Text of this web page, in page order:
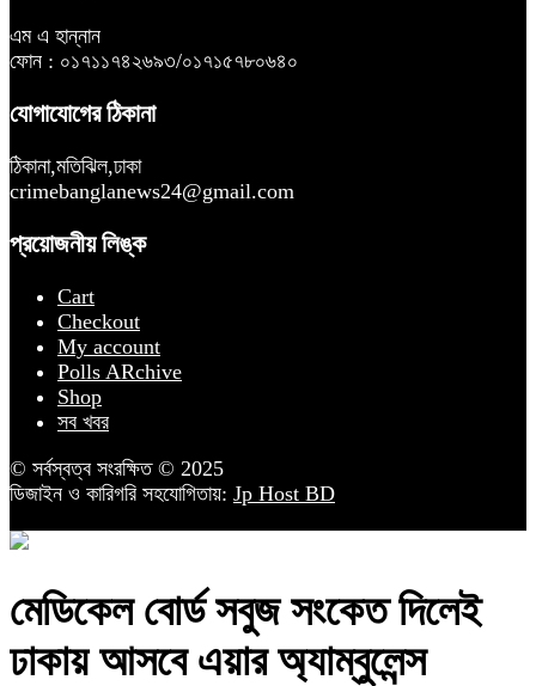
এম এ হান্নান
ফোন : ০১৭১১৭৪২৬৯৩/০১৭১৫৭৮০৬৪০
যোগাযোগের ঠিকানা
ঠিকানা,মতিঝিল,ঢাকা
crimebanglanews24@gmail.com
প্রয়োজনীয় লিঙ্ক
Cart
Checkout
My account
Polls ARchive
Shop
সব খবর
© সর্বস্বত্ব সংরক্ষিত © 2025
ডিজাইন ও কারিগরি সহযোগিতায়: Jp Host BD
মেডিকেল বোর্ড সবুজ সংকেত দিলেই
ঢাকায় আসবে এয়ার অ্যাম্বুলেন্স